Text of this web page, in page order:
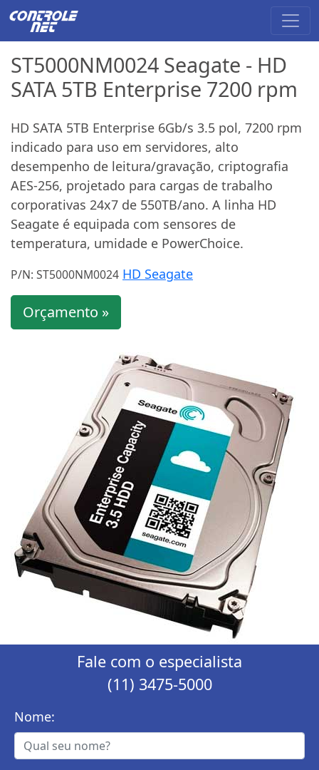
ST5000NM0024 Seagate - HD
SATA 5TB Enterprise 7200 rpm
HD SATA 5TB Enterprise 6Gb/s 3.5 pol, 7200 rpm
indicado para uso em servidores, alto
desempenho de leitura/gravação, criptografia
AES-256, projetado para cargas de trabalho
corporativas 24x7 de 550TB/ano. A linha HD
Seagate é equipada com sensores de
temperatura, umidade e PowerChoice.
P/N: ST5000NM0024 HD Seagate
Orçamento »
Fale com o especialista
(11) 3475-5000
Nome: